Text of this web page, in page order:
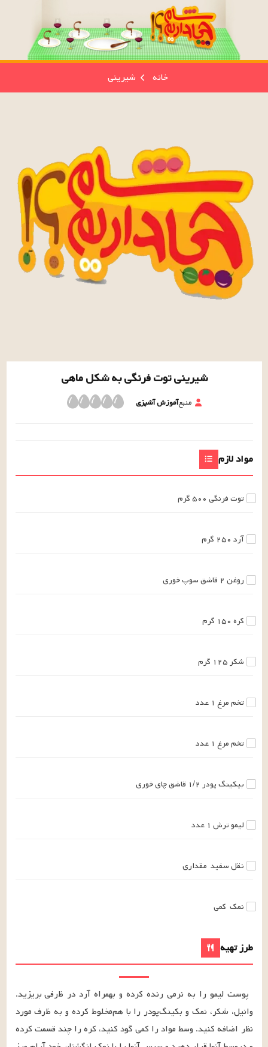
خانه شیرینی
شیرینی توت فرنگی به شکل ماهی
منبعآموزش آشپزی
مواد لازم
توت فرنگی ۵۰۰گرم
آرد ۲۵۰ گرم
روغن ۲ قاشق سوپ خوری
کره ۱۵۰ گرم
شکر ۱۲۵ گرم
تخم مرغ ۱ عدد
تخم مرغ ۱ عدد
بیکینگ پودر ۱/۲ قاشق چای خوری
لیمو ترش ۱ عدد
نقل سفید مقداری
نمک کمی
طرز تهیه